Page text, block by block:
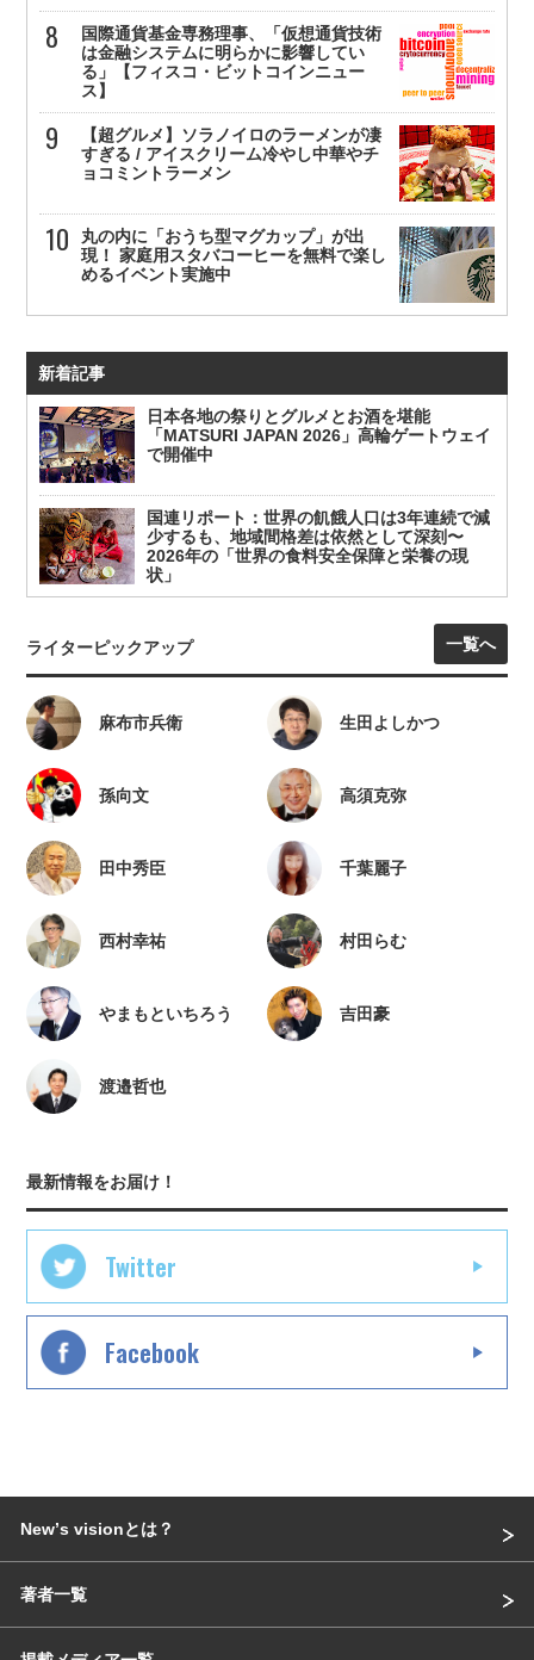
国際通貨基金専務理事、「仮想通貨技術
は金融システムに明らかに影響してい
る」【フィスコ・ビットコインニュー
ス】
【超グルメ】ソラノイロのラーメンが凄
すぎる / アイスクリーム冷やし中華やチ
ョコミントラーメン
丸の内に「おうち型マグカップ」が出
現！ 家庭用スタバコーヒーを無料で楽し
めるイベント実施中
新着記事
日本各地の祭りとグルメとお酒を堪能
「MATSURI JAPAN 2026」高輪ゲートウェイ
で開催中
国連リポート：世界の飢餓人口は3年連続で減
少するも、地域間格差は依然として深刻〜
2026年の「世界の食料安全保障と栄養の現
状」
ライターピックアップ 一覧へ
麻布市兵衛 生田よしかつ
孫向文 高須克弥
田中秀臣 千葉麗子
西村幸祐 村田らむ
やまもといちろう 吉田豪
渡邉哲也
最新情報をお届け！
Twitter
Facebook
Newʼs visionとは？
著者一覧